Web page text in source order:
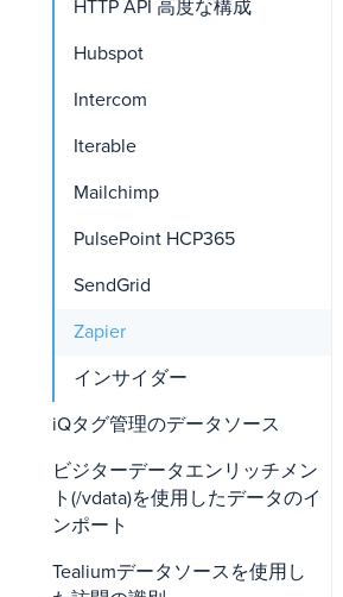
HTTP API 高度な構成
Hubspot
Intercom
Iterable
Mailchimp
PulsePoint HCP365
SendGrid
Zapier
インサイダー
iQタグ管理のデータソース
ビジターデータエンリッチメン
ト(/vdata)を使用したデータのイ
ンポート
Tealiumデータソースを使用し